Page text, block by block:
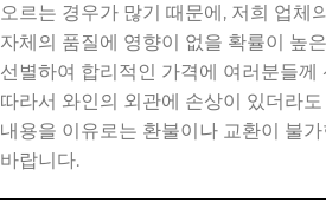
오르는 경우가 많기 때문에, 저희 업체
자체의 품질에 영향이 없을 확률이 높
선별하여 합리적인 가격에 여러분들께
따라서 와인의 외관에 손상이 있더라
내용을 이유로는 환불이나 교환이 불
바랍니다.